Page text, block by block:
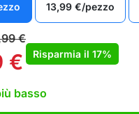
13,99 €/pezzo
€
€ Risparmia il 17%
basso